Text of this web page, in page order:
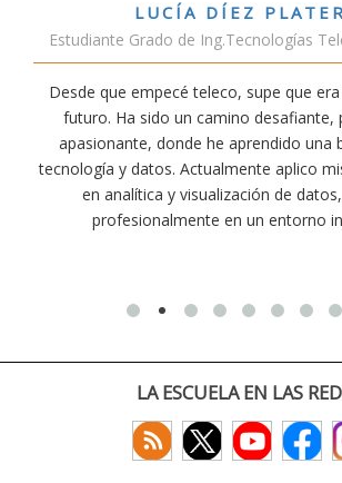
una carrera de
pero también
base sólida en
mis conocimientos
creciendo
VÍCTOR
Estudiar teleco
conectividad afecta
exige esfuerzo, he
actividades
convencido de que
LA ESCUELA EN LAS